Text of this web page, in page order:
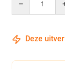
Deze